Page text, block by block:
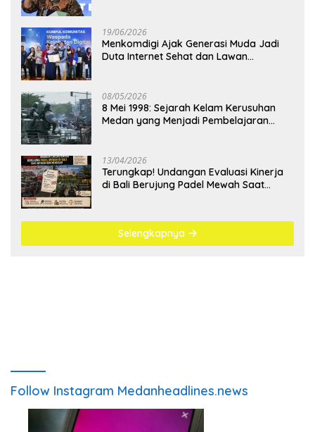
19/06/2026
Menkomdigi Ajak Generasi Muda Jadi
Duta Internet Sehat dan Lawan
08/05/2026
8 Mei 1998: Sejarah Kelam Kerusuhan
Medan yang Menjadi Pembelajaran
13/04/2026
Terungkap! Undangan Evaluasi Kinerja
di Bali Berujung Padel Mewah Saat
Selengkapnya
Follow Instagram Medanheadlines.news